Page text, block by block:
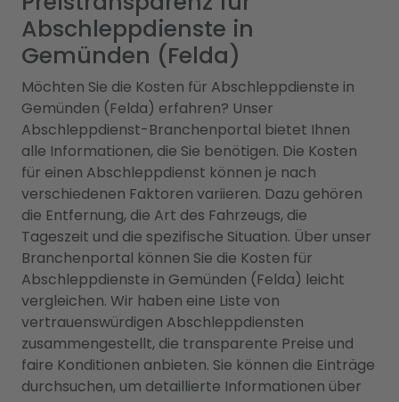
Abschleppdienste in
Gemünden (Felda)
Möchten Sie die Kosten für Abschleppdienste in
Gemünden (Felda) erfahren? Unser
Abschleppdienst-Branchenportal bietet Ihnen
alle Informationen, die Sie benötigen. Die Kosten
für einen Abschleppdienst können je nach
verschiedenen Faktoren variieren. Dazu gehören
die Entfernung, die Art des Fahrzeugs, die
Tageszeit und die spezifische Situation. Über unser
Branchenportal können Sie die Kosten für
Abschleppdienste in Gemünden (Felda) leicht
vergleichen. Wir haben eine Liste von
vertrauenswürdigen Abschleppdiensten
zusammengestellt, die transparente Preise und
faire Konditionen anbieten. Sie können die Einträge
durchsuchen, um detaillierte Informationen über